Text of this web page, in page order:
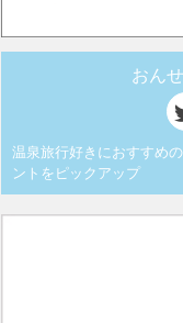
おん
温泉旅行好きにおすすめ
ントをピックアップ